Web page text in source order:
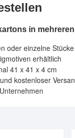
in
oder einzelne Stücke
erhältlich
41 x 41 x 4 cm
kostenloser